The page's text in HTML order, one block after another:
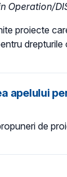
Operation/
proiecte
apelului
de